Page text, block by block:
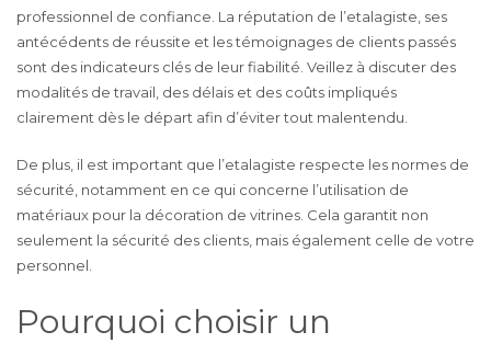
professionnel de confiance. La réputation de l’etalagiste, ses
antécédents de réussite et les témoignages de clients passés
sont des indicateurs clés de leur fiabilité. Veillez à discuter des
modalités de travail, des délais et des coûts impliqués
clairement dès le départ afin d’éviter tout malentendu.
De plus, il est important que l’etalagiste respecte les normes de
sécurité, notamment en ce qui concerne l’utilisation de
matériaux pour la décoration de vitrines. Cela garantit non
seulement la sécurité des clients, mais également celle de votre
personnel.
Pourquoi choisir un